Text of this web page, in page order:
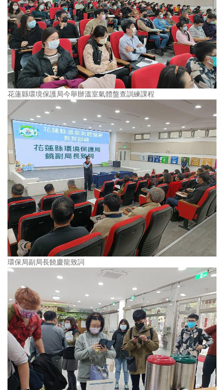
花蓮縣環境保護局今舉辦溫室氣體盤查訓練課程
環保局副局長饒慶龍致詞